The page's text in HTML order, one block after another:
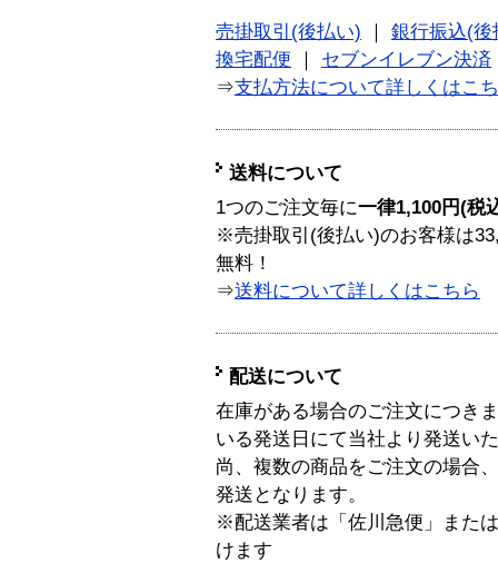
売掛取引(後払い)
銀行振込(後
換宅配便
セブンイレブン決済
⇒支払方法について詳しくはこ
送料について
1つのご注文毎に一律1,100円(税
※売掛取引(後払い)のお客様は
無料！
⇒送料について詳しくはこちら
配送について
在庫がある場合のご注文につき
いる発送日にて当社より発送い
尚、複数の商品をご注文の場合
発送となります。
※配送業者は「佐川急便」また
けます